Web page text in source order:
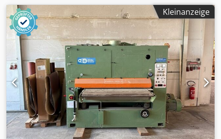
Kleinanzeige